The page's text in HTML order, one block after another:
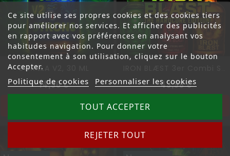
GORILLA V2, 30 ML
14,90 €Prix
Ajouter au panier
43,98 €Prix
Prix
Ajouter au panier
Ce site utilise ses propres cookies et des cookies tiers
pour améliorer nos services. Et afficher des publicités
en rapport avec vos préférences en analysant vos
habitudes navigation. Pour donner votre
consentement à son utilisation, cliquez sur le bouton
Accepter.
Politique de cookies Personnaliser les cookies
REJETER TOUT
TOUT ACCEPTER